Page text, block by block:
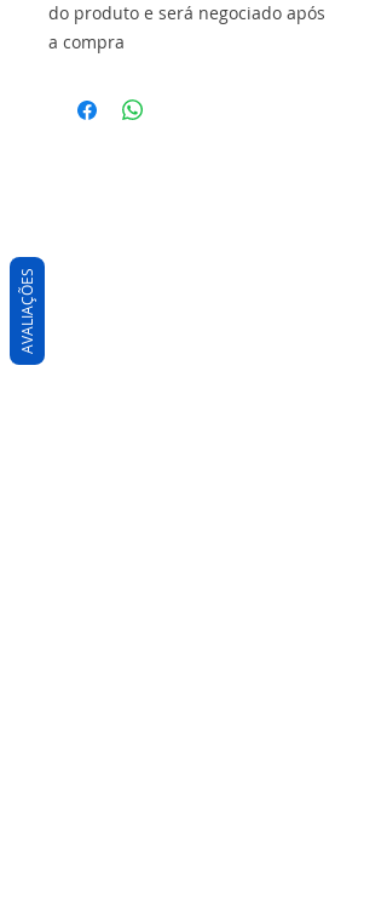
do produto e será negociado após
a compra
AVALIAÇÕES